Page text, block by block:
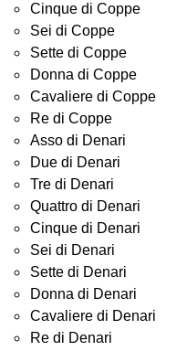
Cinque di Coppe
Sei di Coppe
Sette di Coppe
Donna di Coppe
Cavaliere di Coppe
Re di Coppe
Asso di Denari
Due di Denari
Tre di Denari
Quattro di Denari
Cinque di Denari
Sei di Denari
Sette di Denari
Donna di Denari
Cavaliere di Denari
Re di Denari